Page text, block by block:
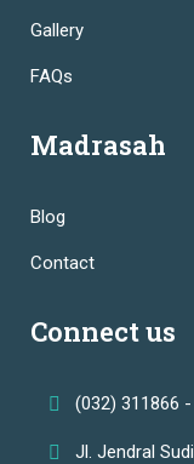
Gallery
FAQs
Madrasah
Blog
Contact
Connect us
(032) 311866
Jl. Jendral